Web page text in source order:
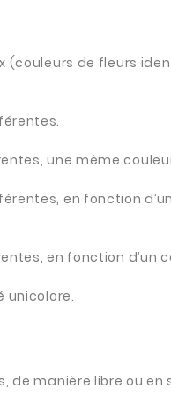
(couleurs de fleurs
une même
en fonction
en fonction d’un
unicolore.
de manière libre ou